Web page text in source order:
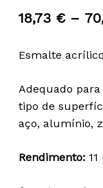
18,73 € –
Esmalte
Adequado
tipo de
aço, alumínio,
Rendimento:11